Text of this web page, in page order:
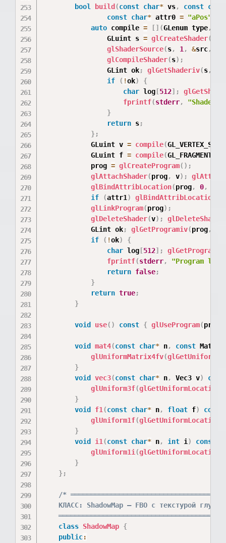
bool build (const char* vs, const char
const char* attr0 = "aPos"
auto compile = [] (GLenum type,
                GLuint s
= glCreateShader(
glShaderSource(s, 1 , &src,
glCompileShader(s) ;
                GLint ok
; glGetShaderiv(s,
if
( !ok)
{
char log [512] ;
fprintf(stderr,
"Shader
}
return s;
} ;
            GLuint v
= compile(
            GLuint f
= compile(
            prog
= glCreateProgram( ) ;
glAttachShader(prog, v) ;
glBindAttribLocation(prog, 0,
if
(attr1 ) glBindAttribLocation
glLinkProgram(prog) ;
glDeleteShader(v) ; glDeleteShader
            GLint ok
; glGetProgramiv(prog,
if
( !ok)
{
char log [512] ;
fprintf(stderr,
"Program
return false;
}
return true;
}
void use( ) const { glUseProgram(prog
void mat4(const char* n, const Mat4
glUniformMatrix4fv(
}
void
vec3(const char* n, Vec3 v)
glUniform3f(glGetUniformLocation
}
void
f1 (const char* n, float f)
const
glUniform1f(glGetUniformLocation
}
void
i1 (const char* n, int i ) const
glUniform1i (glGetUniformLocation
}
} ;
/*
КЛАСС: ShadowMap — FBO с текстурой
class ShadowMap {
public: